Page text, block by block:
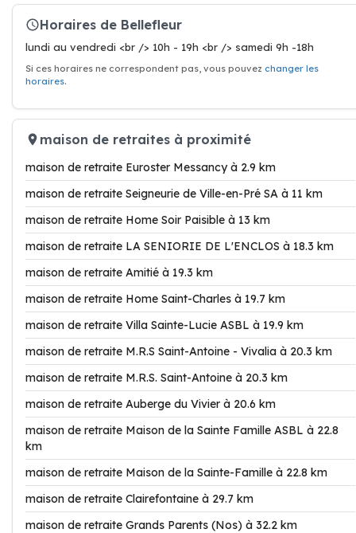
Horaires de Bellefleur
lundi au vendredi <br /> 10h - 19h <br /> samedi 9h -18h
Si ces horaires ne correspondent pas, vous pouvez changer les
horaires.
maison de retraites à proximité
maison de retraite Euroster Messancy à 2.9 km
maison de retraite Seigneurie de Ville-en-Pré SA à 11 km
maison de retraite Home Soir Paisible à 13 km
maison de retraite LA SENIORIE DE L'ENCLOS à 18.3 km
maison de retraite Amitié à 19.3 km
maison de retraite Home Saint-Charles à 19.7 km
maison de retraite Villa Sainte-Lucie ASBL à 19.9 km
maison de retraite M.R.S Saint-Antoine - Vivalia à 20.3 km
maison de retraite M.R.S. Saint-Antoine à 20.3 km
maison de retraite Auberge du Vivier à 20.6 km
maison de retraite Maison de la Sainte Famille ASBL à 22.8
km
maison de retraite Maison de la Sainte-Famille à 22.8 km
maison de retraite Clairefontaine à 29.7 km
maison de retraite Grands Parents (Nos) à 32.2 km